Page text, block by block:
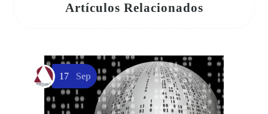
Artículos Relacionados
17 Sep